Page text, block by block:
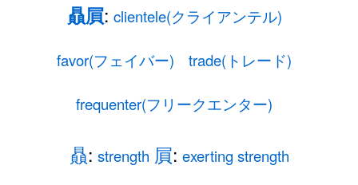
贔屓: clientele(クライアンテル)
favor(フェイバー) trade(トレード)
frequenter(フリークエンター)
贔: strength 屓: exerting strength